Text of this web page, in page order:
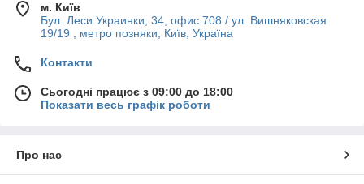
м. Київ
Бул. Леси Украинки, 34, офис 708 / ул. Вишняковская
19/19 , метро позняки, Київ, Україна
Контакти
Сьогодні працює з 09:00 до 18:00
Показати весь графік роботи
Про нас